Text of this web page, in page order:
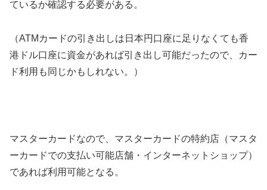
ているか確認する必要がある。
（ATMカードの引き出しは日本円口座に足りなくても香
港ドル口座に資金があれば引き出し可能だったので、カー
ド利用も同じかもしれない。）
マスターカードなので、マスターカードの特約店（マスタ
ーカードでの支払い可能店舗・インターネットショップ）
であれば利用可能となる。